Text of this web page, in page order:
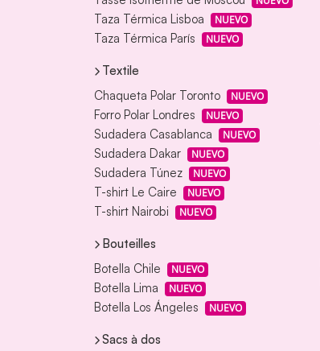
Taza Térmica Lisboa NUEVO
Taza Térmica París NUEVO
Textile
Chaqueta Polar Toronto
NUEVO
Forro Polar Londres NUEVO
Sudadera Casablanca NUEVO
Sudadera Dakar NUEVO
Sudadera Túnez NUEVO
T-shirt Le Caire NUEVO
T-shirt Nairobi NUEVO
Bouteilles
Botella Chile
NUEVO
Botella Lima NUEVO
Botella Los Ángeles NUEVO
Sacs à dos